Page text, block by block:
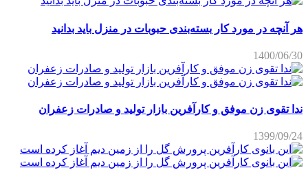
هر آنچه در مورد کار بسته‌بندی حبوبات در منزل باید بدانید
1400/06/30
ندا تقوی زن موفق و کارآفرین بازار تولید و صادرات زعفران
1399/09/24